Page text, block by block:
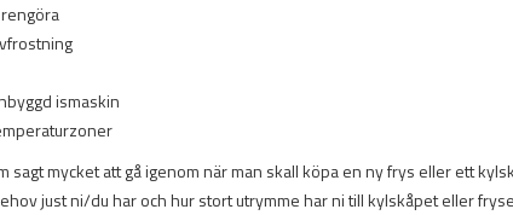
ismaskin
sagt mycket att gå igenom när man skall köpa en ny frys eller ett
just ni/du har och hur stort utrymme har ni till kylskåpet eller